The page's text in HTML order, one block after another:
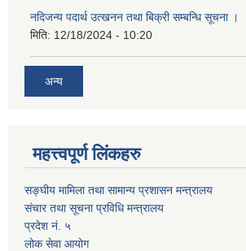
नदिजन्य पदार्थ उत्खनन तथा बिक्री सम्बन्धि सूचना ।
मिति: 12/18/2024 - 10:20
अन्य
महत्त्वपूर्ण लिंकहरु
सङ्घीय मामिला तथा सामान्य प्रशासन मन्त्रालय
संचार तथा सूचना प्रविधि मन्त्रालय
प्रदेश नं. ५
लोक सेवा आयोग